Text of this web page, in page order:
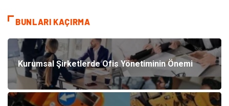
BUNLARI KAÇIRMA
Kurumsal Şirketlerde Ofis Yönetiminin Önemi